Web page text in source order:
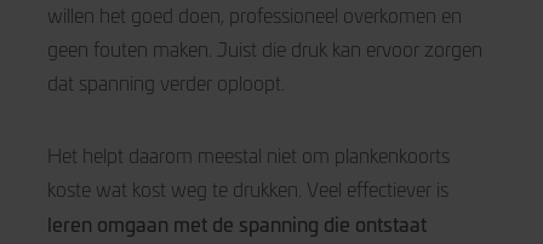
willen het goed doen, professioneel overkomen en
geen fouten maken. Juist die druk kan ervoor zorgen
dat spanning verder oploopt.
Het helpt daarom meestal niet om plankenkoorts
koste wat kost weg te drukken. Veel effectiever is
leren omgaan met de spanning die ontstaat